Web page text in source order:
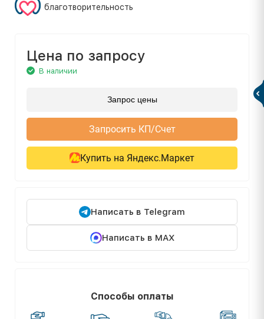
благотворительность
Цена по запросу
В наличии
Запрос цены
Запросить КП/Счет
Купить на Яндекс.Маркет
Написать в Telegram
Написать в MAX
Способы оплаты